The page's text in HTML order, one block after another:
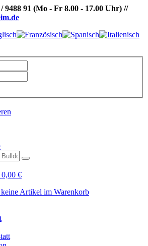
9488 91 (Mo - Fr 8.00 - 17.00 Uhr) //
€
Artikel im Warenkorb